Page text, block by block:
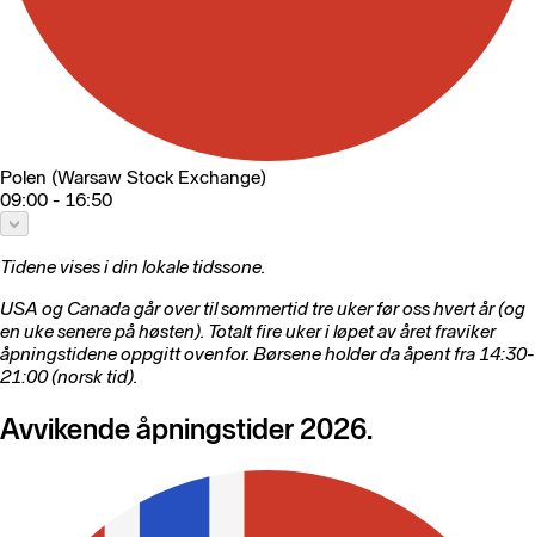
Polen (Warsaw Stock Exchange)
09:00 - 16:50
Tidene vises i din lokale tidssone.
USA og Canada går over til sommertid tre uker før oss hvert år (og
en uke senere på høsten). Totalt fire uker i løpet av året fraviker
åpningstidene oppgitt ovenfor. Børsene holder da åpent fra 14:30-
21:00 (norsk tid).
Avvikende åpningstider 2026.